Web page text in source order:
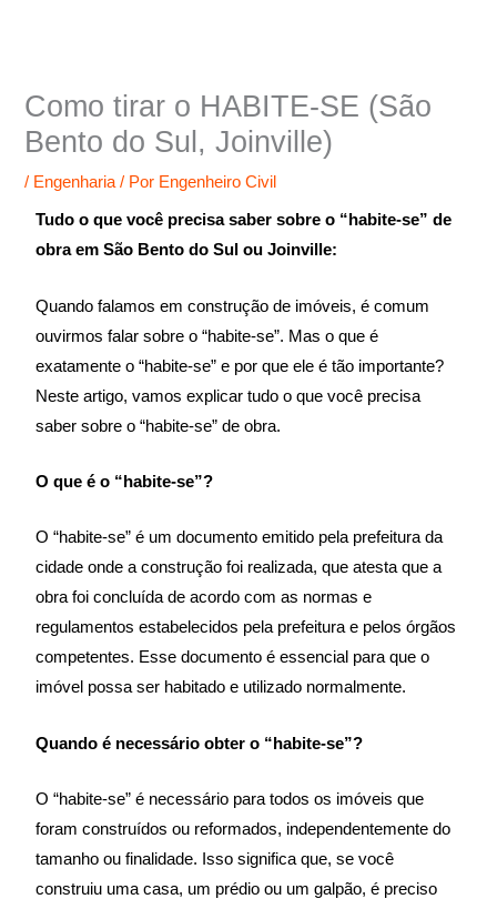
conteúdo
Como tirar o HABITE-SE (São
Bento do Sul, Joinville)
/ Engenharia/ Por Engenheiro Civil
Tudo o que você precisa saber sobre o “habite-se” de
obra em São Bento do Sul ou Joinville:
Quando falamos em construção de imóveis, é comum
ouvirmos falar sobre o “habite-se”. Mas o que é
exatamente o “habite-se” e por que ele é tão importante?
Neste artigo, vamos explicar tudo o que você precisa
saber sobre o “habite-se” de obra.
O que é o “habite-se”?
O “habite-se” é um documento emitido pela prefeitura da
cidade onde a construção foi realizada, que atesta que a
obra foi concluída de acordo com as normas e
regulamentos estabelecidos pela prefeitura e pelos órgãos
competentes. Esse documento é essencial para que o
imóvel possa ser habitado e utilizado normalmente.
Quando é necessário obter o “habite-se”?
O “habite-se” é necessário para todos os imóveis que
foram construídos ou reformados, independentemente do
tamanho ou finalidade. Isso significa que, se você
construiu uma casa, um prédio ou um galpão, é preciso